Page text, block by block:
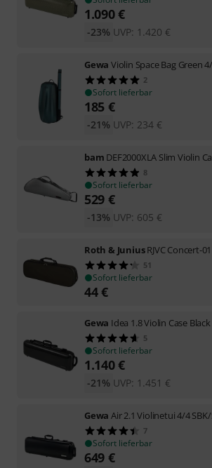
1.090€
UVP: 1.420 €
-23%
Gewa Violin Space Bag Green
2
Sofort lieferbar
185 €
UVP: 234 €
-21%
bam DEF2000XLA Slim Violin
8
Sofort lieferbar
529 €
UVP: 605 €
-13%
Roth & JuniusRJVC Concert-
51
Sofort lieferbar
44€
Gewa Idea 1.8 Violin Case Black
5
Sofort lieferbar
1.140€
UVP: 1.451 €
-21%
Gewa Air 2.1 Violinetui 4/4 SBK/
7
Sofort lieferbar
649 €